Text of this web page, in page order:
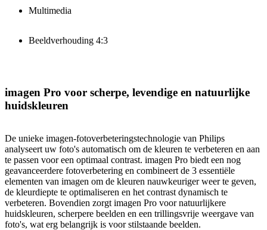
Multimedia
Beeldverhouding 4:3
imagen Pro voor scherpe, levendige en natuurlijke
huidskleuren
De unieke imagen-fotoverbeteringstechnologie van Philips
analyseert uw foto's automatisch om de kleuren te verbeteren en aan
te passen voor een optimaal contrast. imagen Pro biedt een nog
geavanceerdere fotoverbetering en combineert de 3 essentiële
elementen van imagen om de kleuren nauwkeuriger weer te geven,
de kleurdiepte te optimaliseren en het contrast dynamisch te
verbeteren. Bovendien zorgt imagen Pro voor natuurlijkere
huidskleuren, scherpere beelden en een trillingsvrije weergave van
foto's, wat erg belangrijk is voor stilstaande beelden.